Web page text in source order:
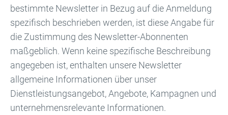
bestimmte Newsletter in Bezug auf die Anmeldung
spezifisch beschrieben werden, ist diese Angabe für
die Zustimmung des Newsletter-Abonnenten
maßgeblich. Wenn keine spezifische Beschreibung
angegeben ist, enthalten unsere Newsletter
allgemeine Informationen über unser
Dienstleistungsangebot, Angebote, Kampagnen und
unternehmensrelevante Informationen.